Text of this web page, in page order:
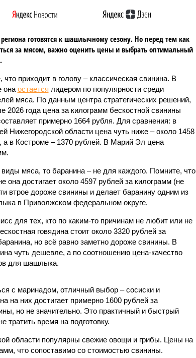
готовятся к шашлычному сезону. Но перед тем как
за мясом, важно оценить цены и выбрать оптимальный
что приходит в голову – классическая свинина. В
она остается лидером по популярности среди
мяса. По данным центра стратегических решений,
2026 года цена за килограмм бескостной свинины
примерно 1664 рубля. Для сравнения: в
Нижегородской области цена чуть ниже – около 1458
а в Костроме – 1370 рублей. В Марий Эл цена
мяса, то баранина – не для каждого. Помните, что
она достигает около 4597 рублей за килограмм (не
втрое дороже свинины и делает баранину одним из
в Приволжском федеральном округе.
для тех, кто по каким-то причинам не любит или не
говядина стоит около 3320 рублей за
но всё равно заметно дороже свинины. В
чуть дешевле, а по соотношению цена-качество
для шашлыка.
с маринадом, отличный выбор – сосиски и
на них достигает примерно 1600 рублей за
но не значительно. Это практичный и быстрый
тратить время на подготовку.
области популярны свежие овощи и грибы. Цены на
что сопоставимо со стоимостью свинины.